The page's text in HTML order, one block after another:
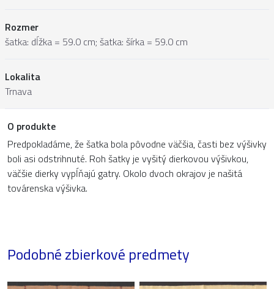
Rozmer
šatka: dĺžka = 59.0 cm; šatka: šírka = 59.0 cm
Lokalita
Trnava
O produkte
Predpokladáme, že šatka bola pôvodne väčšia, časti bez výšivky
boli asi odstrihnuté. Roh šatky je vyšitý dierkovou výšivkou,
väčšie dierky vypĺňajú gatry. Okolo dvoch okrajov je našitá
továrenska výšivka.
Podobné zbierkové predmety